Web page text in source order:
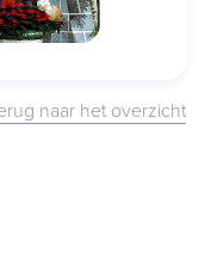
naar het overzicht